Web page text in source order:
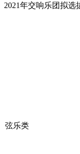
2021年交响乐团拟选
弦乐类